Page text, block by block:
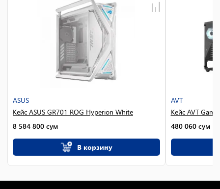
ASUS
Кейс ASUS GR701 ROG Hyperion White
8 584 800 сум
В корзину
AVT
Кейс AVT
480 060 сум